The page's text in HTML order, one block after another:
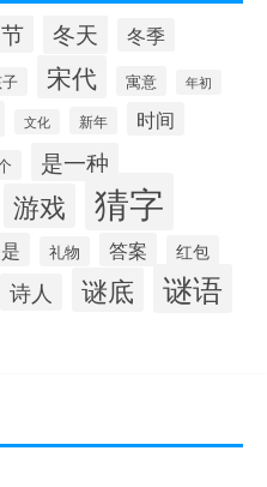
冬天 冬季
宋代 寓意 年初
文化 新年 时间
是一种
游戏 猜字
礼物 答案 红包
诗人 谜底 谜语